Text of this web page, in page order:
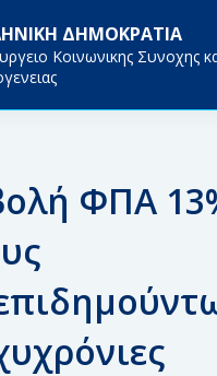
ΔΗΜΟΚΡΑΤΙΑ
Κοινωνικης Συνοχης
ΦΠΑ